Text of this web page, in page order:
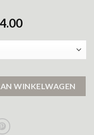
WINKELWAGEN